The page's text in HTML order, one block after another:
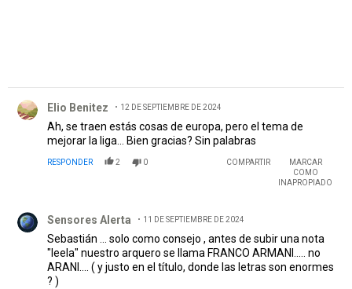
Elio Benitez 12 DE SEPTIEMBRE DE 2024
Ah, se traen estás cosas de europa, pero el tema de
mejorar la liga... Bien gracias? Sin palabras
RESPONDER 2 0 COMPARTIR
MARCAR
COMO
INAPROPIADO
Sensores Alerta 11 DE SEPTIEMBRE DE 2024
Sebastián ... solo como consejo , antes de subir una nota
"leela" nuestro arquero se llama FRANCO ARMANI..... no
ARANI.... ( y justo en el título, donde las letras son enormes
? )